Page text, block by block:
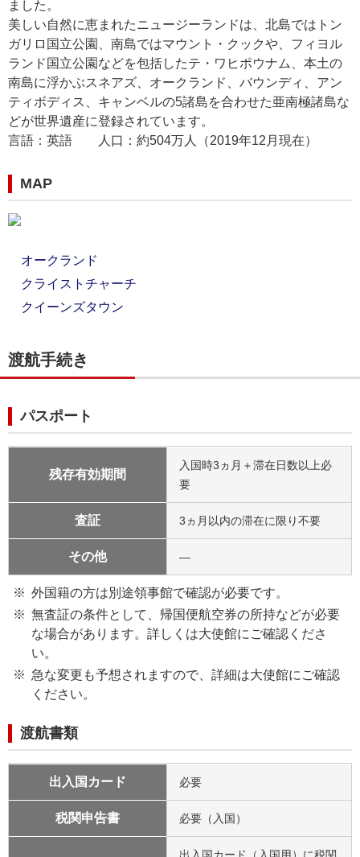
ました。
美しい自然に恵まれたニュージーランドは、北島ではトン
ガリロ国立公園、南島ではマウント・クックや、フィヨル
ランド国立公園などを包括したテ・ワヒポウナム、本土の
南島に浮かぶスネアズ、オークランド、バウンディ、アン
ティボディス、キャンベルの5諸島を合わせた亜南極諸島な
どが世界遺産に登録されています。
言語：英語 人口：約504万人（2019年12月現在）
MAP
オークランド
クライストチャーチ
クイーンズタウン
渡航手続き
パスポート
残存有効期間
入国時3ヵ月＋滞在日数以上必
要
査証 3ヵ月以内の滞在に限り不要
その他 —
外国籍の方は別途領事館で確認が必要です。
無査証の条件として、帰国便航空券の所持などが必要
な場合があります。詳しくは大使館にご確認くださ
い。
急な変更も予想されますので、詳細は大使館にご確認
ください。
渡航書類
出入国カード 必要
税関申告書 必要（入国）